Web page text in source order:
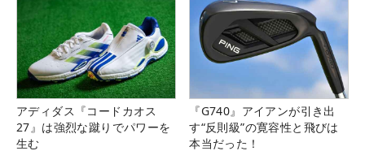
アディダス『コードカオス
27』は強烈な蹴りでパワーを
生む
『G740』アイアンが引き出
す“反則級”の寛容性と飛びは
本当だった！